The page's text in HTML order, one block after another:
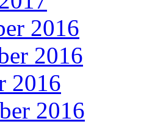
2016
2016
2016
2016